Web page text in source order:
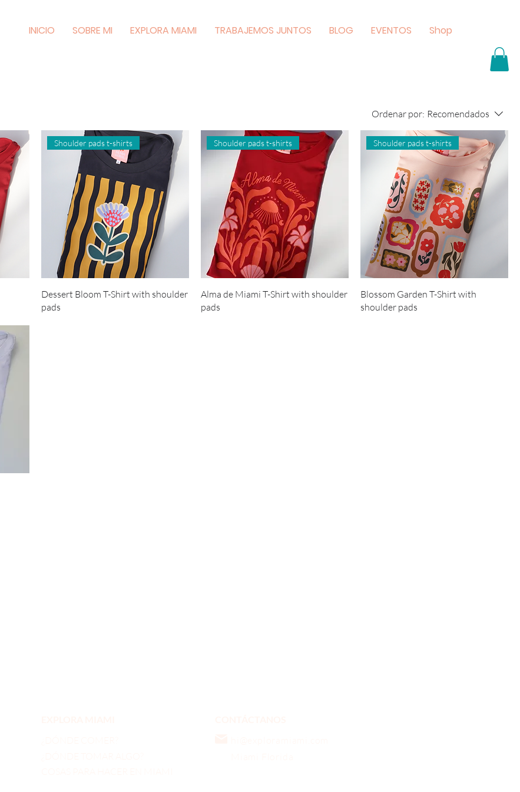
INICIO SOBRE MI EXPLORA MIAMI TRABAJEMOS JUNTOS BLOG EVENTOS Shop
Ordenar por: Recomendados
Shoulder pads t-shirts
Dessert Bloom T-Shirt with shoulder
pads
Shoulder pads t-shirts
Alma de Miami T-Shirt with shoulder
pads
Shoulder pads t-shirts
Blossom Garden T-Shirt with
shoulder pads